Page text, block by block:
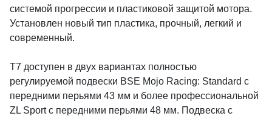
системой прогрессии и пластиковой защитой мотора.
Установлен новый тип пластика, прочный, легкий и
современный.
Т7 доступен в двух вариантах полностью
регулируемой подвески BSE Mojo Racing: Standard c
передними перьями 43 мм и более профессиональной
ZL Sport c передними перьями 48 мм. Подвеска с